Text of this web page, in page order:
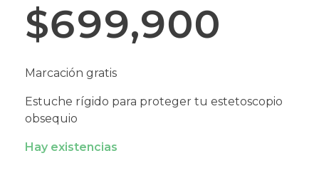
$699,900
Marcación gratis
Estuche rígido para proteger tu estetoscopio
obsequio
Hay existencias